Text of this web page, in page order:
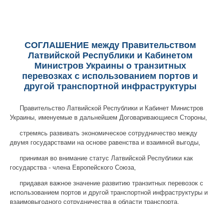
СОГЛАШЕНИЕ между Правительством
Латвийской Республики и Кабинетом
Министров Украины о транзитных
перевозках с использованием портов и
другой транспортной инфраструктуры
Правительство Латвийской Республики и Кабинет Министров
Украины, именуемые в дальнейшем Договаривающиеся Стороны,
стремясь развивать экономическое сотрудничество между
двумя государствами на основе равенства и взаимной выгоды,
принимая во внимание статус Латвийской Республики как
государства - члена Европейского Союза,
придавая важное значение развитию транзитных перевозок с
использованием портов и другой транспортной инфраструктуры и
взаимовыгодного сотрудничества в области транспорта,